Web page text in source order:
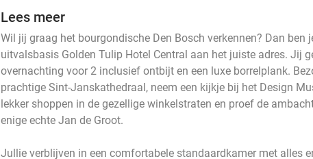
Lees meer
Wil jij graag het bourgondische Den Bosch verkennen? Dan ben
uitvalsbasis Golden Tulip Hotel Central aan het juiste adres. Jij
overnachting voor 2 inclusief ontbijt en een luxe borrelplank.
prachtige Sint-Janskathedraal, neem een kijkje bij het Design
lekker shoppen in de gezellige winkelstraten en proef de
enige echte Jan de Groot.
Jullie verblijven in een comfortabele standaardkamer met alles